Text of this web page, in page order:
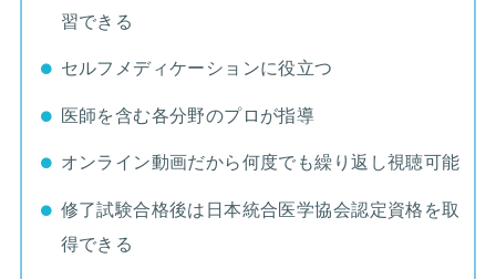
習できる
セルフメディケーションに役立つ
医師を含む各分野のプロが指導
オンライン動画だから何度でも繰り返し視聴可能
修了試験合格後は日本統合医学協会認定資格を取
得できる